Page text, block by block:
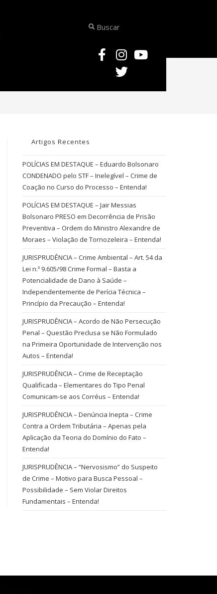
Artigos Recentes
POLÍCIAS EM DESTAQUE – Eduardo Bolsonaro
CONDENADO pelo STF – Inelegível – Crime de
Coação no Curso do Processo – Entenda!
POLÍCIAS EM DESTAQUE – Jair Messias
Bolsonaro PRESO em Decorrência de Prisão
Preventiva – Ordem do Ministro Alexandre de
Moraes – Violação de Tornozeleira – Entenda!
JURISPRUDÊNCIA – Crime Ambiental – Art. 54 da
Lei n.º 9.605/98 Crime Formal – Basta a
Potencialidade de Dano à Saúde –
Independentemente de Perícia Técnica –
Princípio da Precaução – Entenda!
JURISPRUDÊNCIA – Acordo de Não Persecução
Penal – Questão Preclusa se Não Formulado
na Primeira Oportunidade de Intervenção nos
Autos – Entenda!
JURISPRUDÊNCIA – Crime de Receptação
Qualificada – Elementares do Tipo Penal
Comunicam-se aos Corréus – Entenda!
JURISPRUDÊNCIA – Denúncia Inepta – Crime
Contra a Ordem Tributária – Apenas pela
Aplicação da Teoria do Domínio do Fato –
Entenda!
JURISPRUDÊNCIA – “Nervosismo” do Suspeito
de Crime – Motivo para Busca Pessoal –
Possibilidade – Sem Violar Direitos
Fundamentais – Entenda!